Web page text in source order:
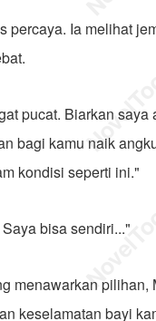
percaya. Ia melihat
pucat. Biarkan saya
bagi kamu naik
kondisi seperti ini."
bisa sendiri..."
menawarkan pilihan,
keselamatan bayi